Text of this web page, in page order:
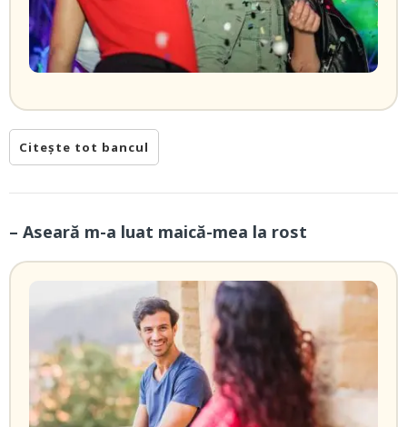
Citește tot bancul
– Aseară m-a luat maică-mea la rost